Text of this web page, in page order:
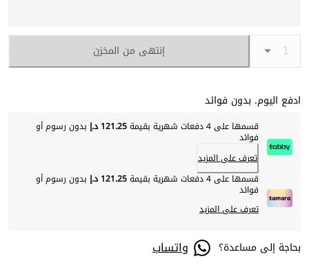
إنتهى من المخزن
ادفع اليوم. بدون فوائد
قسمها على 4 دفعات شهرية بقيمة 121.25 د.إ بدون رسوم أو
فوائد
تعرف على المزيد
قسمها على 4 دفعات شهرية بقيمة
121.25 د.إ بدون رسوم أو
فوائد
تعرف على المزيد
بحاجة إلى مساعدة؟ واتساب